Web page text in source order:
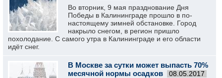
Во вторник, 9 мая празднование Дня
Победы в Калининграде прошло в по-
настоящему зимней обстановке. Город
накрыло снегом, в регион пришло
похолодание. С самого утра в Калининграде и его области
идёт снег.
В Москве за сутки может выпасть 70%
месячной нормы осадков
08.05.2017